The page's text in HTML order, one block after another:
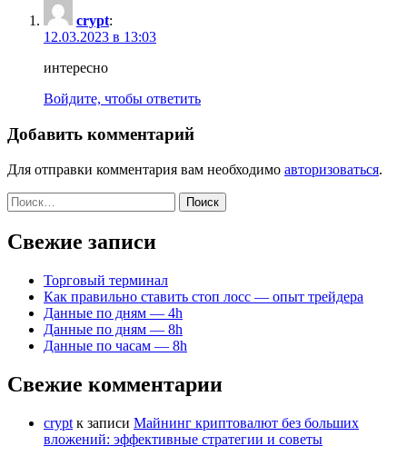
crypt:
12.03.2023 в 13:03
интересно
Войдите, чтобы ответить
Добавить комментарий
Для отправки комментария вам необходимо авторизоваться.
Найти:
Свежие записи
Торговый терминал
Как правильно ставить стоп лосс — опыт трейдера
Данные по дням — 4h
Данные по дням — 8h
Данные по часам — 8h
Свежие комментарии
crypt к записи Майнинг криптовалют без больших
вложений: эффективные стратегии и советы